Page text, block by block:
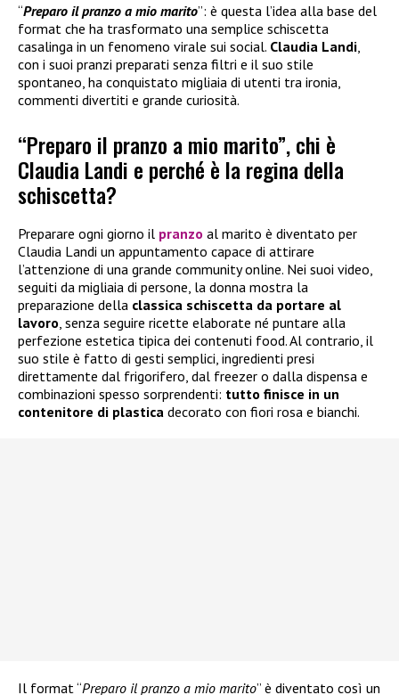
“Preparo il pranzo a mio marito”: è questa l’idea alla base del
format che ha trasformato una semplice schiscetta
casalinga in un fenomeno virale sui social. Claudia Landi
con i suoi pranzi preparati senza filtri e il suo stile
spontaneo, ha conquistato migliaia di utenti tra ironia,
commenti divertiti e grande curiosità.
“Preparo il pranzo a mio marito”, chi è
Claudia Landi e perché è la regina della
schiscetta?
Preparare ogni giorno il pranzo al marito è diventato per
Claudia Landi un appuntamento capace di attirare
l’attenzione di una grande community online. Nei suoi video,
seguiti da migliaia di persone, la donna mostra la
preparazione della classica schiscetta da portare al
lavoro, senza seguire ricette elaborate né puntare alla
perfezione estetica tipica dei contenuti food. Al contrario, il
suo stile è fatto di gesti semplici, ingredienti presi
direttamente dal frigorifero, dal freezer o dalla dispensa e
combinazioni spesso sorprendenti: tutto finisce in un
contenitore di plastica decorato con fiori rosa e bianchi.
Il format “Preparo il pranzo a mio marito” è diventato così un